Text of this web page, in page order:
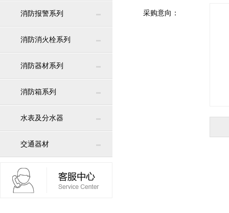
消防报警系列
消防消火栓系列
消防器材系列
消防箱系列
水表及分水器
交通器材
采购意向：